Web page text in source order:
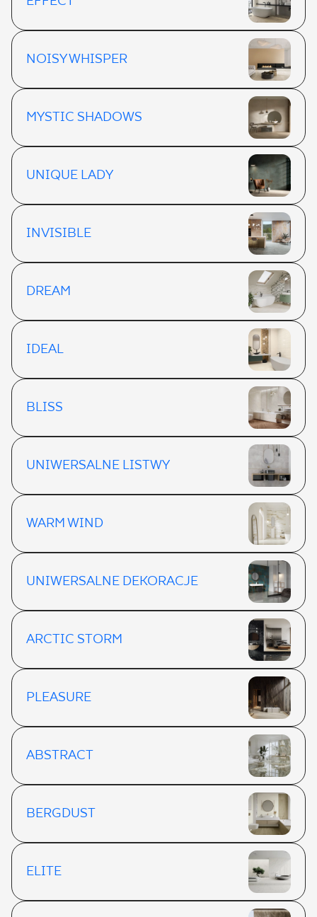
NOISY WHISPER
MYSTIC SHADOWS
UNIQUE LADY
INVISIBLE
DREAM
IDEAL
BLISS
UNIWERSALNE LISTWY
WARM WIND
UNIWERSALNE DEKORACJE
ARCTIC STORM
PLEASURE
ABSTRACT
BERGDUST
ELITE